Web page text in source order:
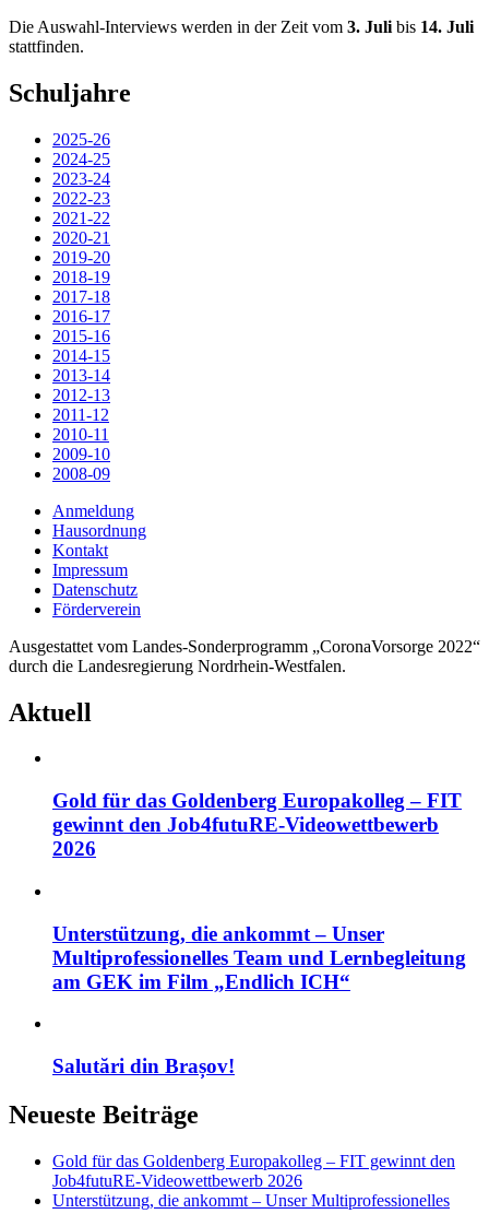
Die Auswahl-Interviews werden in der Zeit vom 3. Juli bis 14. Juli
stattfinden.
Schuljahre
2025-26
2024-25
2023-24
2022-23
2021-22
2020-21
2019-20
2018-19
2017-18
2016-17
2015-16
2014-15
2013-14
2012-13
2011-12
2010-11
2009-10
2008-09
Anmeldung
Hausordnung
Kontakt
Impressum
Datenschutz
Förderverein
Ausgestattet vom Landes-Sonderprogramm „CoronaVorsorge 2022“
durch die Landesregierung Nordrhein-Westfalen.
Aktuell
Gold für das Goldenberg Europakolleg – FIT
gewinnt den Job4futuRE-Videowettbewerb
2026
Unterstützung, die ankommt – Unser
Multiprofessionelles Team und Lernbegleitung
am GEK im Film „Endlich ICH“
Salutări din Brașov!
Neueste Beiträge
Gold für das Goldenberg Europakolleg – FIT gewinnt den
Job4futuRE-Videowettbewerb 2026
Unterstützung, die ankommt – Unser Multiprofessionelles